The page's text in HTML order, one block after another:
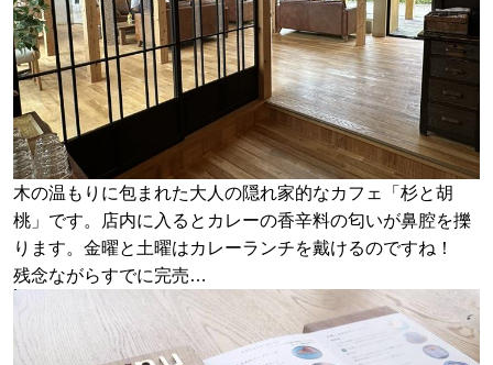
木の温もりに包まれた大人の隠れ家的なカフェ「杉と胡
桃」です。店内に入るとカレーの香辛料の匂いが鼻腔を擽
ります。金曜と土曜はカレーランチを戴けるのですね！
残念ながらすでに完売…